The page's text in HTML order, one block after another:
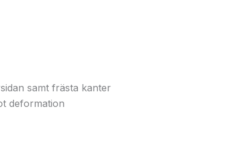
samt frästa kanter
deformation